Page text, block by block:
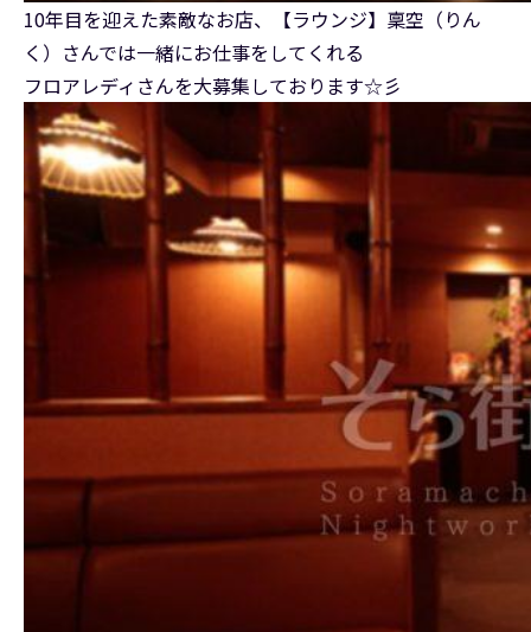
10年目を迎えた素敵なお店、【ラウンジ】稟空（りん
く）さんでは一緒にお仕事をしてくれる
フロアレディさんを大募集しております☆彡